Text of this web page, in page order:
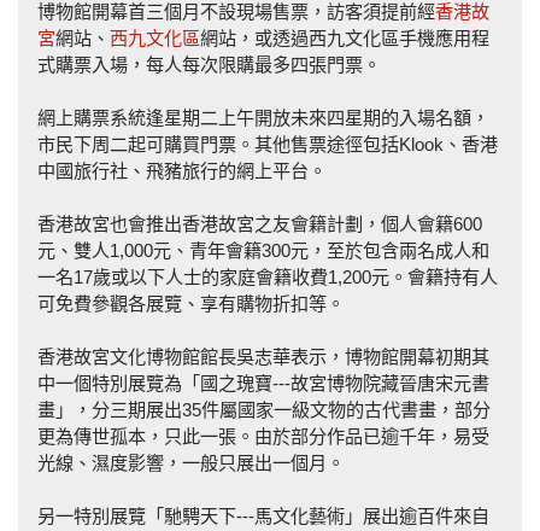
博物館開幕首三個月不設現場售票，訪客須提前經香港故
宮網站、 西九文化區網站，或透過西九文化區手機應用程
式購票入場，每人每次限購最多四張門票。
網上購票系統逢星期二上午開放未來四星期的入場名額，
市民下周二起可購買門票。其他售票途徑包括Klook、香港
中國旅行社、飛豬旅行的網上平台。
香港故宮也會推出香港故宮之友會籍計劃，個人會籍600
元、雙人1,000元、青年會籍300元，至於包含兩名成人和
一名17歲或以下人士的家庭會籍收費1,200元。會籍持有人
可免費參觀各展覽、享有購物折扣等。
香港故宮文化博物館館長吳志華表示，博物館開幕初期其
中一個特別展覽為「國之瑰寶---故宮博物院藏晉唐宋元書
畫」，分三期展出35件屬國家一級文物的古代書畫，部分
更為傳世孤本，只此一張。由於部分作品已逾千年，易受
光線、濕度影響，一般只展出一個月。
另一特別展覽「馳騁天下---馬文化藝術」展出逾百件來自